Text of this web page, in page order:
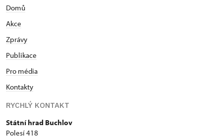
Domů
Akce
Zprávy
Publikace
Pro média
Kontakty
RYCHLÝ KONTAKT
Státní hrad Buchlov
Polesí 418